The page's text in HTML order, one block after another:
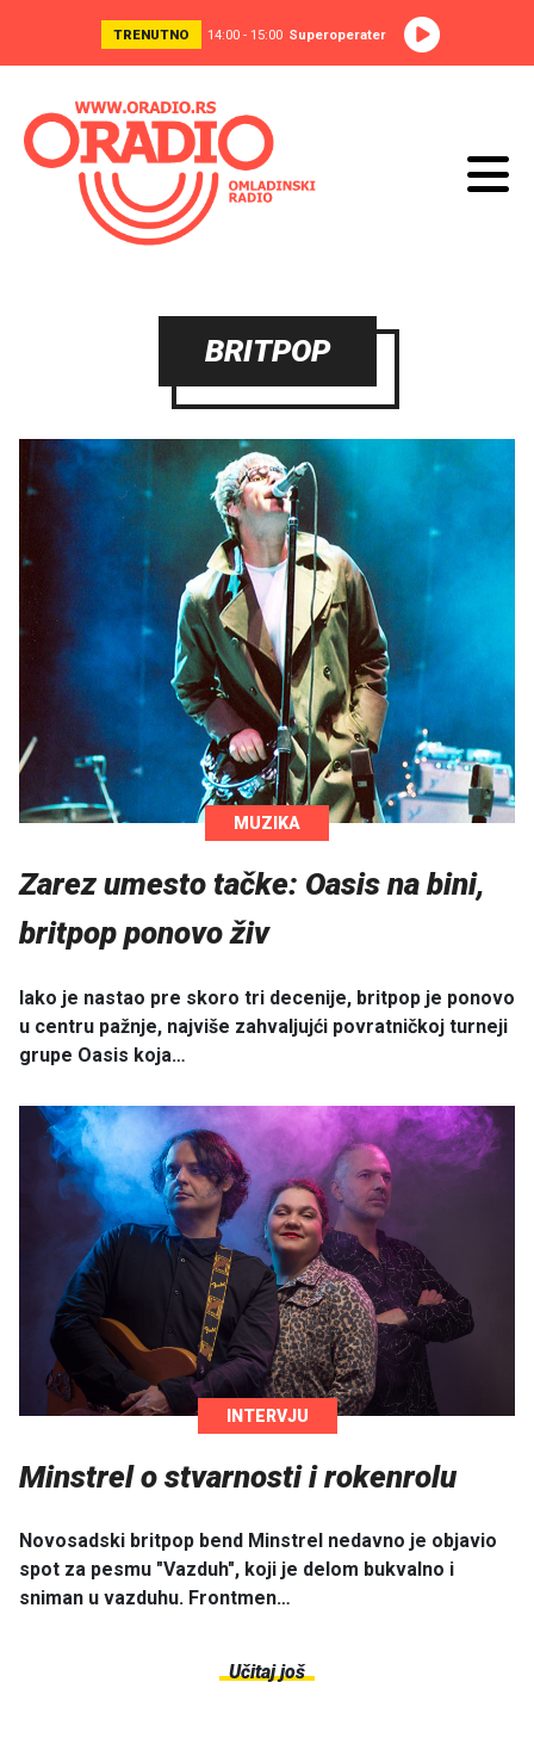
TRENUTNO 14:00 - 15:00 Superoperater
BRITPOP
MUZIKA
Zarez umesto tačke: Oasis na bini,
britpop ponovo živ
Iako je nastao pre skoro tri decenije, britpop je ponovo
u centru pažnje, najviše zahvaljujći povratničkoj turneji
grupe Oasis koja…
INTERVJU
Minstrel o stvarnosti i rokenrolu
Novosadski britpop bend Minstrel nedavno je objavio
spot za pesmu "Vazduh", koji je delom bukvalno i
sniman u vazduhu. Frontmen…
Učitaj još